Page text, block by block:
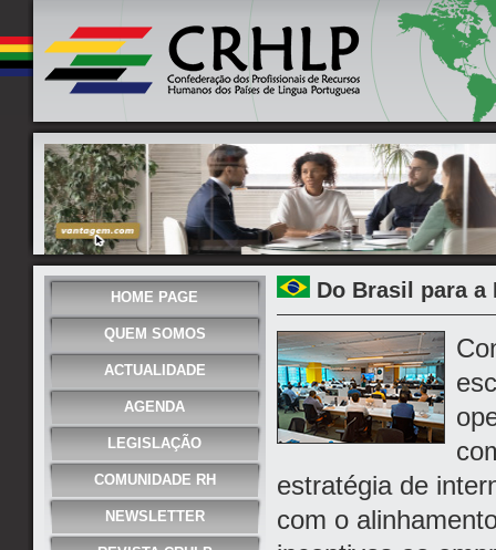
HOME PAGE
QUEM SOMOS
ACTUALIDADE
AGENDA
LEGISLAÇÃO
COMUNIDADE RH
NEWSLETTER
Do Brasil para a
estratégia de
com o